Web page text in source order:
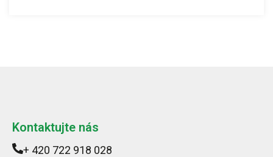
Kontaktujte nás
+ 420 722 918 028